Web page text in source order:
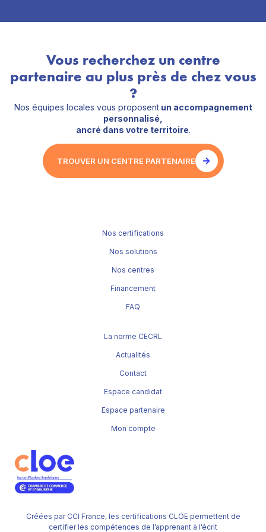
Vous recherchez un centre
partenaire au plus près de chez vous
?
Nos équipes locales vous proposentun accompagnement
personnalisé,
ancré dans votre territoire.
TROUVER UN CENTRE PARTENAIRE
Créées par CCI France, les certifications CLOE permettent de
certifier les compétences de l’apprenant à l’écrit
Nos certifications
Nos solutions
Nos centres
Financement
FAQ
La norme CECRL
Actualités
Contact
Espace candidat
Espace partenaire
Mon compte